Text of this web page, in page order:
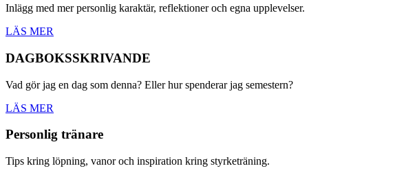
Inlägg med mer personlig karaktär, reflektioner och egna upplevelser.
LÄS MER
DAGBOKSSKRIVANDE
Vad gör jag en dag som denna? Eller hur spenderar jag semestern?
LÄS MER
Personlig tränare
Tips kring löpning, vanor och inspiration kring styrketräning.